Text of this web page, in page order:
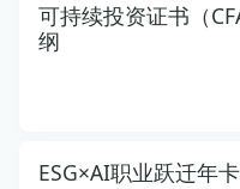
可持续投资证书（
纲
ESG×AI职业跃迁年卡